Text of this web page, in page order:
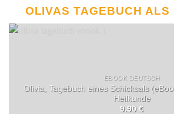
OLIVAS TAGEBUCH ALS
EBOOK DEUTSCH
Olivia, Tagebuch eines Schicksals
Heilkunde
9.90 €